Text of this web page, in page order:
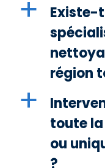
a
Existe-
région
a
toute
ou
?